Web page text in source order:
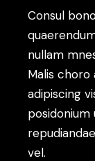
Consul
nullam
Malis choro
adipiscing
posidonium
vel.